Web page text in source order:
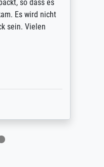
so dass es
Es wird nicht
sein. Vielen